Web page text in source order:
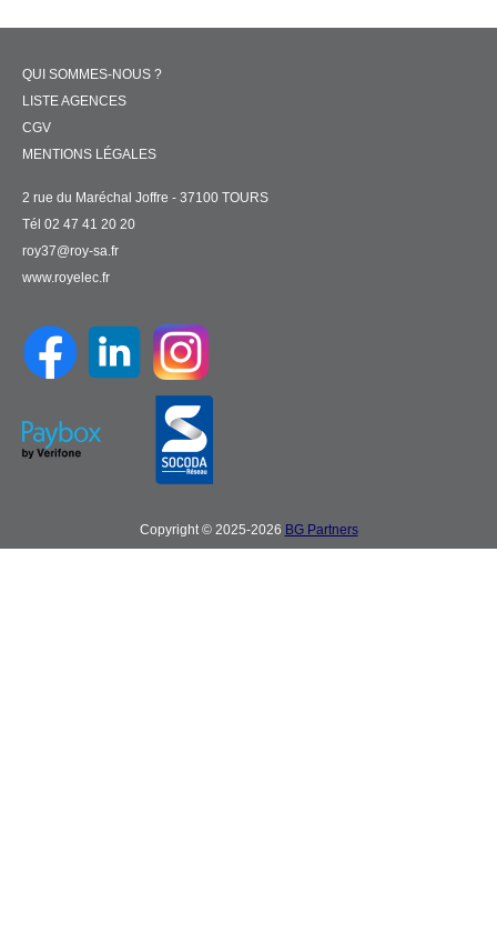
QUI SOMMES-NOUS ?
LISTE AGENCES
CGV
MENTIONS LÉGALES
2 rue du Maréchal Joffre - 37100 TOURS
Tél 02 47 41 20 20
roy37@roy-sa.fr
www.royelec.fr
Copyright © 2025-2026 BG Partners